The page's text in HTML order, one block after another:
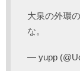
大泉の外環
な。
— yupp